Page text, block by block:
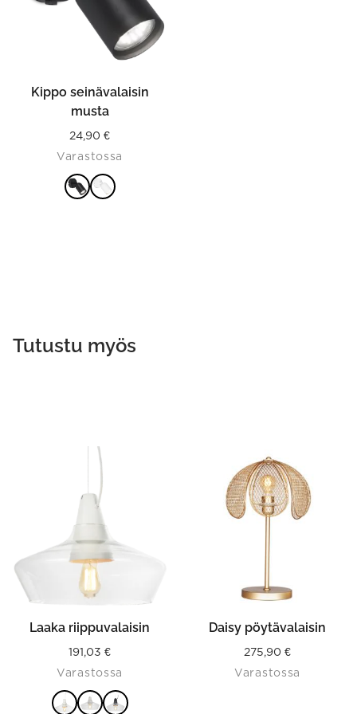
VALITSE
options
may
be
chosen
product
page
Kippo seinävalaisin
musta
24,90 €
Varastossa
Tutustu myös
This
product
multiple
variants.
The
options
may
be
chosen
on
product
page
Laaka riippuvalaisin
191,03 €
Varastossa
Daisy pöytävalaisin
275,90 €
Varastossa